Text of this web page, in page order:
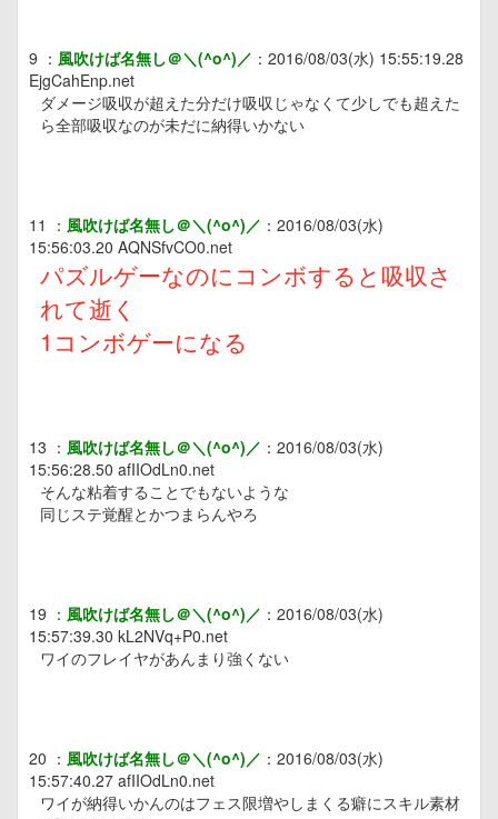
9 ： 風吹けば名無し＠＼(^o^)／ ： 2016/08/03(水) 15:55:19.28
EjgCahEnp.net
ダメージ吸収が超えた分だけ吸収じゃなくて少しでも超えた
ら全部吸収なのが未だに納得いかない
11 ： 風吹けば名無し＠＼(^o^)／ ： 2016/08/03(水)
15:56:03.20 AQNSfvCO0.net
パズルゲーなのにコンボすると吸収さ
れて逝く
1コンボゲーになる
13 ： 風吹けば名無し＠＼(^o^)／ ： 2016/08/03(水)
15:56:28.50 afIIOdLn0.net
そんな粘着することでもないような
同じステ覚醒とかつまらんやろ
19 ： 風吹けば名無し＠＼(^o^)／ ： 2016/08/03(水)
15:57:39.30 kL2NVq+P0.net
ワイのフレイヤがあんまり強くない
20 ： 風吹けば名無し＠＼(^o^)／ ： 2016/08/03(水)
15:57:40.27 afIIOdLn0.net
ワイが納得いかんのはフェス限増やしまくる癖にスキル素材